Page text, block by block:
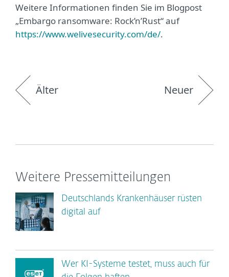
Weitere Informationen finden Sie im Blogpost
„Embargo ransomware: Rock’n’Rust“ auf
https://www.welivesecurity.com/de/.
Älter Neuer
Weitere Pressemitteilungen
Deutschlands Krankenhäuser rüsten
digital auf
Wer KI-Systeme testet, muss auch für